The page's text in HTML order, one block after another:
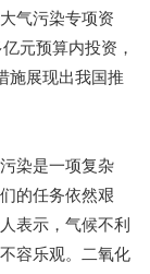
气污染专项资
元预算内投资，
施展现出我国推
染是一项复杂
的任务依然艰
表示，气候不利
容乐观。二氧化